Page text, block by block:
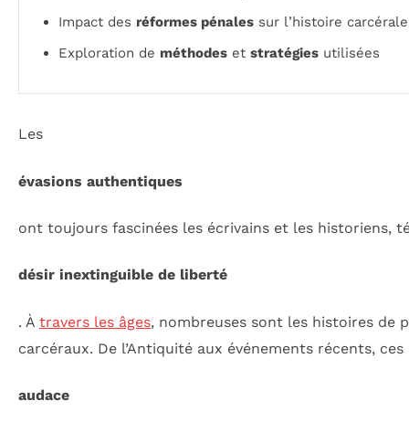
Impact des réformes pénales sur l’histoire carcérale
Exploration de méthodes et stratégies utilisées
Les
évasions authentiques
ont toujours fascinées les écrivains et les historiens,
désir inextinguible de liberté
. À travers les âges, nombreuses sont les histoires de
carcéraux. De l’Antiquité aux événements récents, ces
audace